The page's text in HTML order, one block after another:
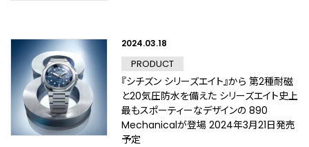
2024.03.18
PRODUCT
『シチズン シリーズエイト』から 第2種耐磁
と20気圧防水を備えた シリーズエイト史上
最もスポーティーなデザインの 890
Mechanicalが登場 2024年3月21日発売
予定